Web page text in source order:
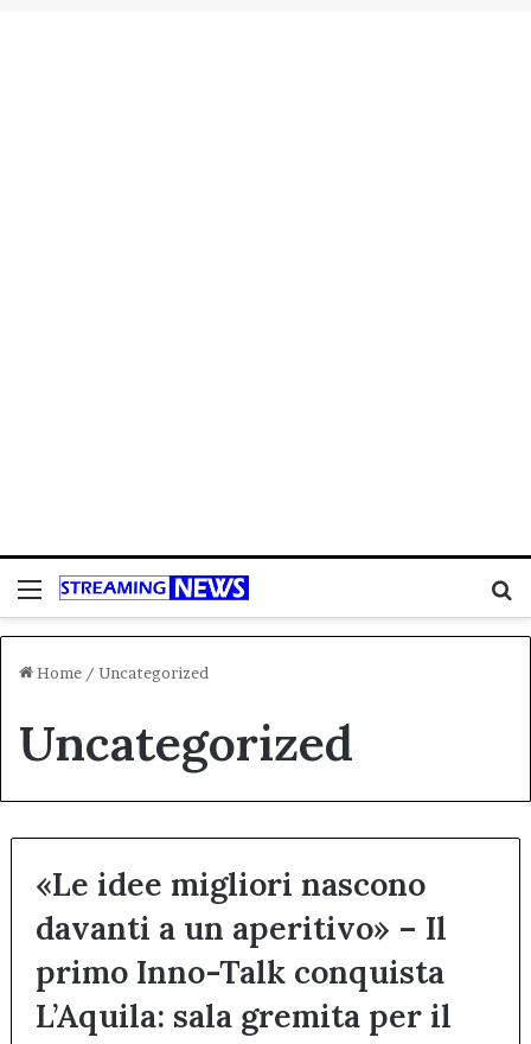
Menu
Home / Uncategorized
Uncategorized
«Le idee migliori nascono
davanti a un aperitivo» – Il
primo Inno-Talk conquista
L’Aquila: sala gremita per il